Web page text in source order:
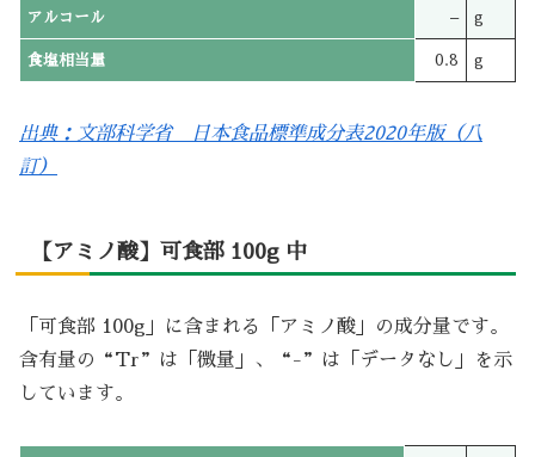
アルコール – g
食塩相当量 0.8 g
出典：文部科学省 日本食品標準成分表2020年版（八
訂）
【アミノ酸】可食部 100g 中
「可食部 100g」に含まれる「アミノ酸」の成分量です。
含有量の“Tr”は「微量」、“-”は「データなし」を示
しています。